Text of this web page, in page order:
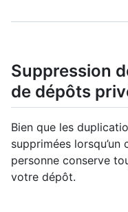
Suppression
de dépôts
Bien que les
supprimées
personne conserve
votre dépôt.